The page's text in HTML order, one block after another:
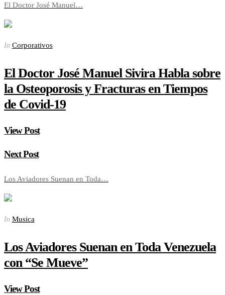
El Doctor José Manuel…
In Corporativos
El Doctor José Manuel Sivira Habla sobre
la Osteoporosis y Fracturas en Tiempos
de Covid-19
View Post
Next Post
Los Aviadores Suenan en Toda…
In Musica
Los Aviadores Suenan en Toda Venezuela
con “Se Mueve”
View Post